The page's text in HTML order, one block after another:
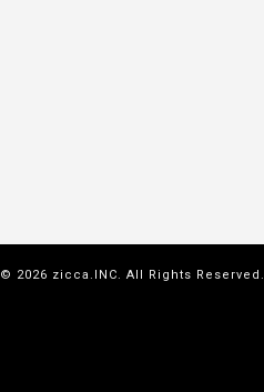
© 2026 zicca.INC. All Rights Reserved.